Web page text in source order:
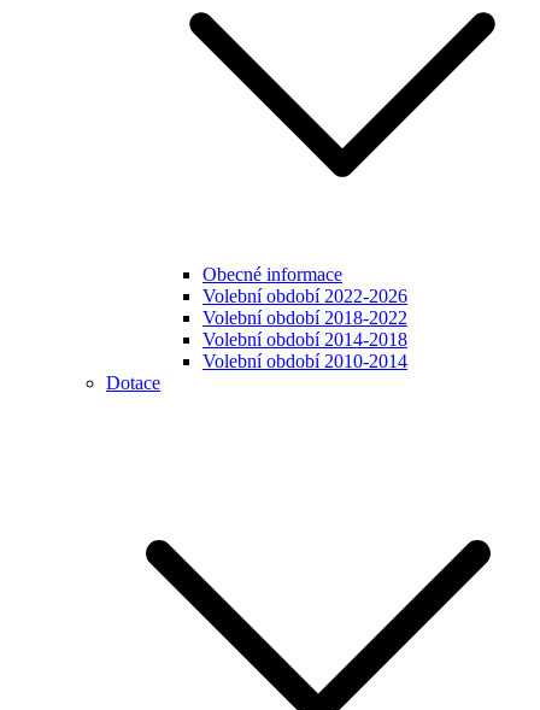
Obecné informace
Volební období 2022-2026
Volební období 2018-2022
Volební období 2014-2018
Volební období 2010-2014
Dotace